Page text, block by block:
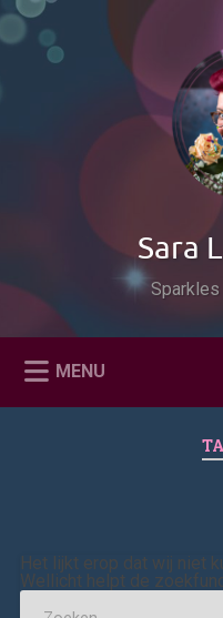
Naar
inhoud
Zoeken
Sara
MENU
Het lijkt erop dat wij niet
Wellicht helpt de